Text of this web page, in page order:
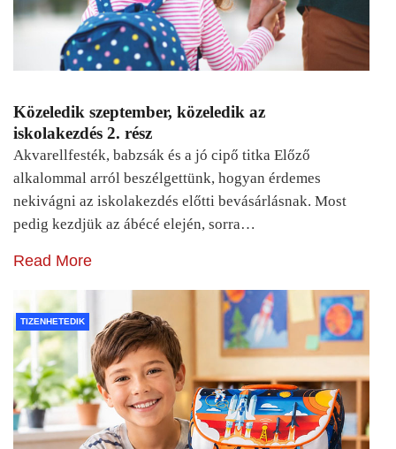
Közeledik szeptember, közeledik az
iskolakezdés 2. rész
Akvarellfesték, babzsák és a jó cipő titka Előző
alkalommal arról beszélgettünk, hogyan érdemes
nekivágni az iskolakezdés előtti bevásárlásnak. Most
pedig kezdjük az ábécé elején, sorra…
Read More
TIZENHETEDIK